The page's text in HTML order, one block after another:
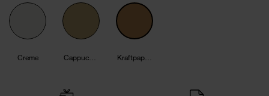
Creme Cappuccino Kraftpapier